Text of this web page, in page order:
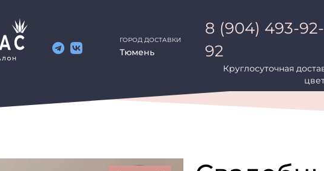
ГОРОД ДОСТАВКИ
Тюмень
8 (904) 493-92-
92
Круглосуточная
Онлайн Витрина Сертификаты